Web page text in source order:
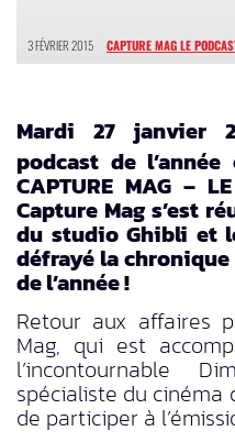
3 FÉVRIER 2015 CAPTURE MAG LE
Mardi 27 janvier
podcast de
CAPTURE MAG –
Capture Mag s’est
du studio Ghibli et
défrayé la
de l’année !
Retour aux affaires
Mag, qui est
l’incontournable
spécialiste du cinéma
de participer à